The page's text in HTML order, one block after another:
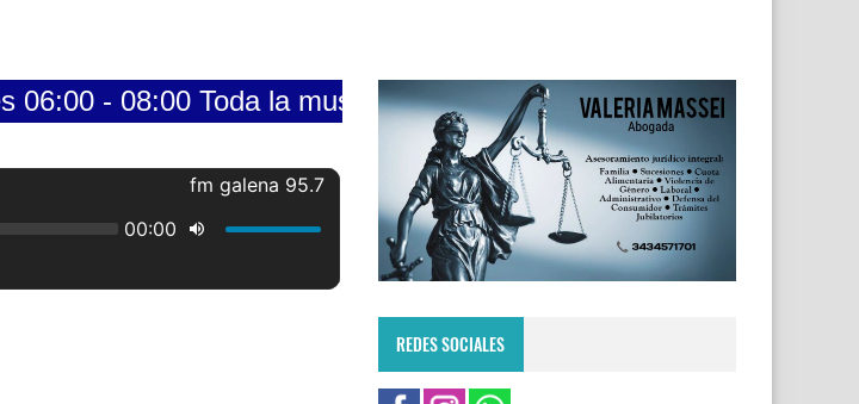
Toda la musica de los 70s.......lunes a viernes de 9 a 12 la
REDES SOCIALES